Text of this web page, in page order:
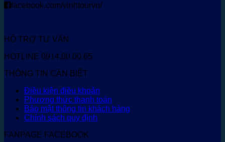
facebook.com/vinhtourvn/
HỖ TRỢ TƯ VẤN
HOTLINE 0914.00.00.65
THÔNG TIN CẦN BIẾT
Điều kiện điều khoản
Phương thức thanh toán
Bảo mật thông tin khách hàng
Chính sách quy định
FANPAGE FACEBOOK